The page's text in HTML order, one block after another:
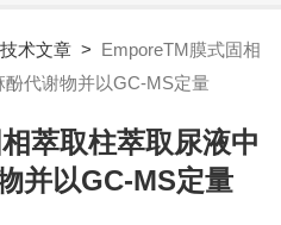
与工程;通风柜;化学安全
材和配件
技术文章 > EmporeTM膜式固相
代谢物并以GC-MS定量
萃取柱萃取尿液中
并以GC-MS定量